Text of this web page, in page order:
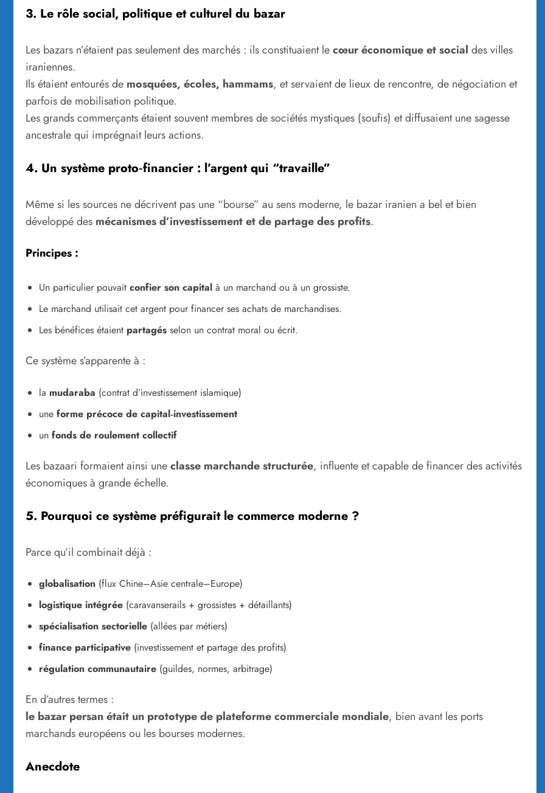
3. Le rôle social, politique et culturel du bazar
Les bazars n’étaient pas seulement des marchés : ils constituaient lecœur économique et social des villes
iraniennes.
Ils étaient entourés de mosquées, écoles, hammams, et servaient de lieux de rencontre, de négociation et
parfois de mobilisation politique.
Les grands commerçants étaient souvent membres de sociétés mystiques (soufis) et diffusaient une sagesse
ancestrale qui imprégnait leurs actions.
4. Un système proto‑financier : l’argent qui “travaille”
Même si les sources ne décrivent pas une “bourse” au sens moderne, le bazar iranien a bel et bien
développé des mécanismes d’investissement et de partage des profits.
Principes :
Un particulier pouvait confier son capital à un marchand ou à un grossiste.
Le marchand utilisait cet argent pour financer ses achats de marchandises.
Les bénéfices étaient partagés selon un contrat moral ou écrit.
Ce système s’apparente à :
la mudaraba (contrat d’investissement islamique)
une forme précoce de capital‑investissement
un fonds de roulement collectif
Les bazaari formaient ainsi uneclasse marchande structurée, influente et capable de financer des activités
économiques à grande échelle.
5. Pourquoi ce système préfigurait le commerce moderne ?
Parce qu’il combinait déjà :
globalisation (flux Chine–Asie centrale–Europe)
logistique intégrée (caravanserails + grossistes + détaillants)
spécialisation sectorielle (allées par métiers)
finance participative (investissement et partage des profits)
régulation communautaire (guildes, normes, arbitrage)
En d’autres termes :
le bazar persan était un prototype de plateforme commerciale mondiale, bien avant les ports
marchands européens ou les bourses modernes.
Anecdote